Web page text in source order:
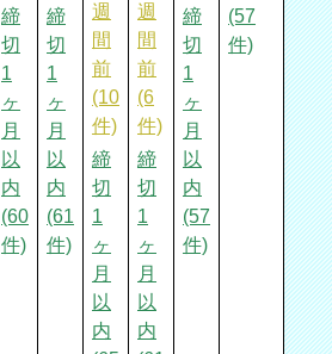
締
切
1
ヶ
月
以
内
(60
件)
締
切
1
ヶ
月
以
内
(61
件)
週
間
前
(10
件)
締
切
1
ヶ
月
以
内
週
間
前
(6
件)
締
切
1
ヶ
月
以
内
締
切
1
ヶ
月
以
内
(57
件)
(57
件)